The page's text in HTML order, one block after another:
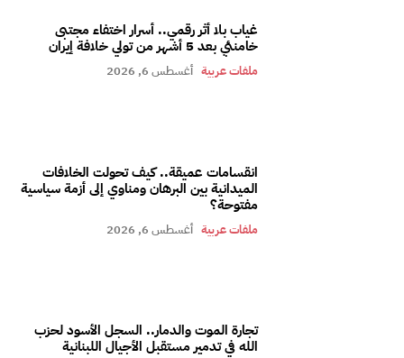
غياب بلا أثر رقمي.. أسرار اختفاء مجتبى
خامنئي بعد 5 أشهر من تولي خلافة إيران
ملفات عربية أغسطس 6, 2026
انقسامات عميقة.. كيف تحولت الخلافات
الميدانية بين البرهان ومناوي إلى أزمة سياسية
مفتوحة؟
ملفات عربية أغسطس 6, 2026
تجارة الموت والدمار.. السجل الأسود لحزب
الله في تدمير مستقبل الأجيال اللبنانية